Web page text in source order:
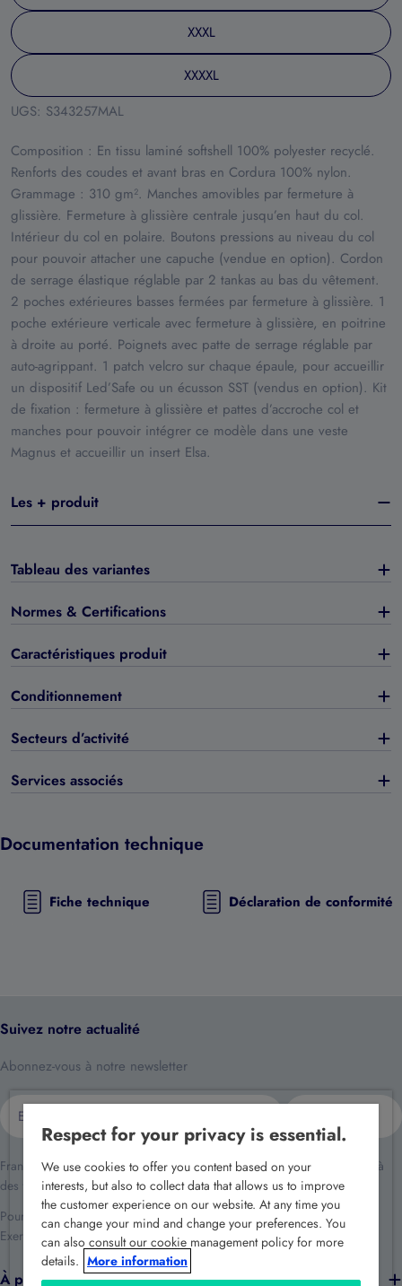
XXXL
XXXXL
UGS: S343257MAL
Composition : En tissu laminé softshell 100% polyester recyclé.
Renforts des coudes et avant bras en Cordura 100% nylon.
Grammage : 310 gm². Manches amovibles par fermeture à
glissière. Fermeture à glissière centrale jusqu’en haut du col.
Intérieur du col en polaire. Boutons pressions au niveau du col
pour pouvoir attacher une capuche (vendue en option). Cordon
de serrage élastique réglable par 2 tankas au bas du vêtement.
2 poches extérieures basses fermées par fermeture à glissière. 1
poche extérieure verticale avec fermeture à glissière, en poitrine
à droite au porté. Poignets avec patte de serrage réglable par
auto-agrippant. 1 patch velcro sur chaque épaule, pour accueillir
un dispositif Led’Safe ou un écusson SST (vendus en option). Kit
de fixation : fermeture à glissière et pattes d’accroche col et
manches pour pouvoir intégrer ce modèle dans une veste
Magnus et accueillir un insert Elsa.
Les + produit
Tableau des variantes
Normes & Certifications
Caractéristiques produit
Conditionnement
Secteurs d’activité
Services associés
Documentation technique
Fiche technique Déclaration de conformité
Suivez notre actualité
Abonnez-vous à notre newsletter
mail
France Sécurité traite vos données dans le cadre de la relation client et à
des fins de prospection commerciale.
Pour en savoir plus reportez-vous à notre
politique de confidentialité
Exercez vos droits en écrivant àrgpd@france-securite.fr .
À propos de nous
Respect for your privacy is essential.
We use cookies to offer you content based on your
interests, but also to collect data that allows us to improve
the customer experience on our website. At any time you
can change your mind and change your preferences. You
can also consult our cookie management policy for more
details. More information